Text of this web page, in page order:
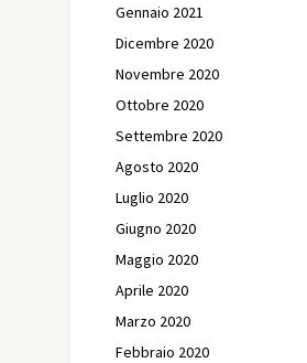
Gennaio 2021
Dicembre 2020
Novembre 2020
Ottobre 2020
Settembre 2020
Agosto 2020
Luglio 2020
Giugno 2020
Maggio 2020
Aprile 2020
Marzo 2020
Febbraio 2020